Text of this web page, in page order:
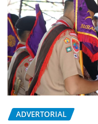
ADVERTORIAL